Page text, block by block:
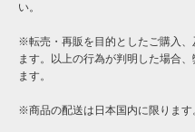
い。
※転売・再販を目的としたご購入、
ます。以上の行為が判明した場合
ます。
※商品の配送は日本国内に限ります